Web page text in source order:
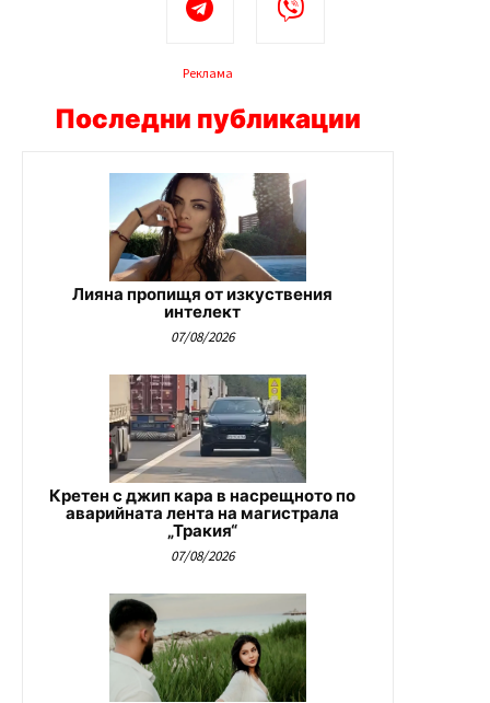
Реклама
Последни публикации
Лияна пропищя от изкуствения
интелект
07/08/2026
Кретен с джип кара в насрещното по
аварийната лента на магистрала
„Тракия“
07/08/2026